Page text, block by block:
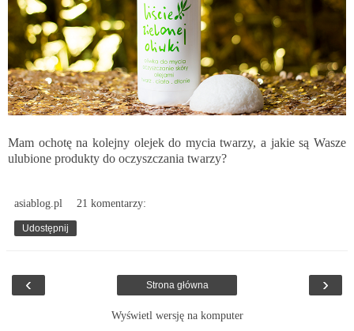
Mam ochotę na kolejny olejek do mycia twarzy, a jakie są Wasze
ulubione produkty do oczyszczania twarzy?
asiablog.pl 21 komentarzy:
Udostępnij
‹ ›
Strona główna
Wyświetl wersję na komputer